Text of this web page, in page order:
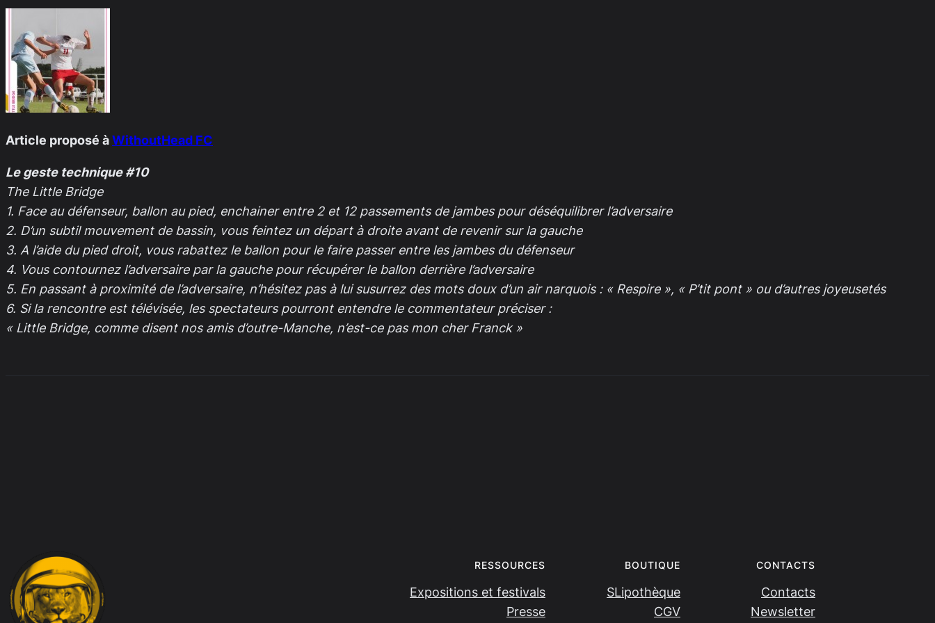
Article proposé àWithoutHead FC
Le geste technique #10
The Little Bridge
1. Face au défenseur, ballon au pied, enchainer entre 2 et 12 passements de jambes pour déséquilibrer l’adversaire
2. D’un subtil mouvement de bassin, vous feintez un départ à droite avant de revenir sur la gauche
3. A l’aide du pied droit, vous rabattez le ballon pour le faire passer entre les jambes du défenseur
4. Vous contournez l’adversaire par la gauche pour récupérer le ballon derrière l’adversaire
5. En passant à proximité de l’adversaire, n’hésitez pas à lui susurrez des mots doux d’un air narquois : « Respire », « P’tit pont » ou d’autres joyeusetés
6. Si la rencontre est télévisée, les spectateurs pourront entendre le commentateur préciser :
« Little Bridge, comme disent nos amis d’outre-Manche, n’est-ce pas mon cher Franck »
RESSOURCES
Expositions et festivals
Presse
BOUTIQUE
SLipothèque
CGV
CONTACTS
Contacts
Newsletter